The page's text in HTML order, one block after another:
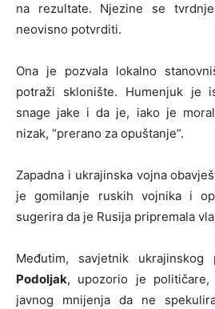
na rezultate. Njezine se
neovisno potvrditi.
Ona je pozvala lokalno
potraži sklonište. Humenjuk je
snage jake i da je, iako je
nizak, “prerano za opuštanje”.
Zapadna i ukrajinska vojna
je gomilanje ruskih vojnika i
sugerira da je Rusija pripremala
Međutim, savjetnik ukrajinskog
Podoljak, upozorio je
javnog mnijenja da ne